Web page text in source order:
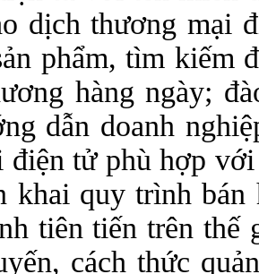
dịch thương mại
phẩm, tìm kiếm
hàng ngày;
dẫn doanh
điện tử phù hợp
khai quy trình
tiên tiến trên thế
cách thức